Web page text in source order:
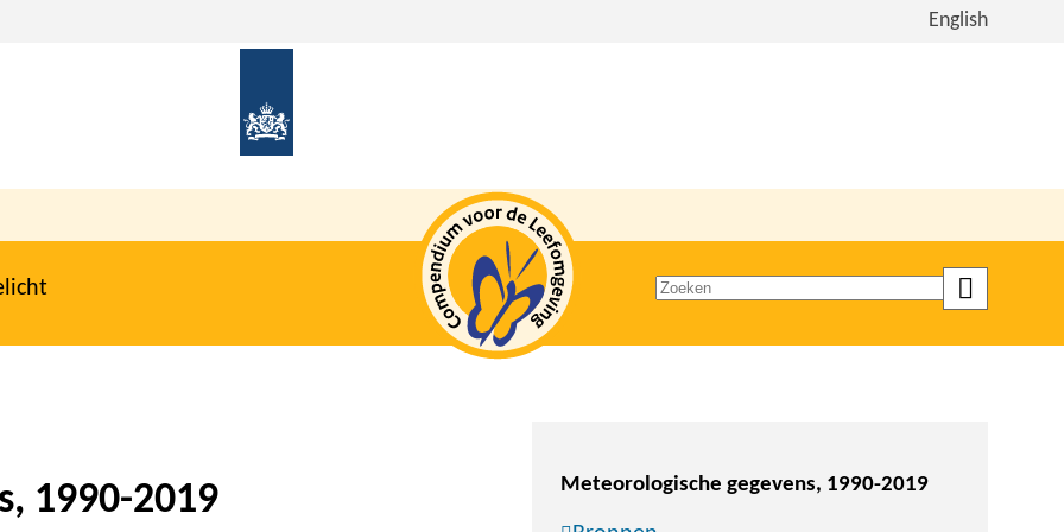
Bekijk
English
Zoeken
1990-2019 Meteorologische gegevens, 1990-2019